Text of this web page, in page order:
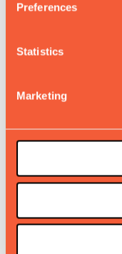
Preferences
Statistics
Marketing